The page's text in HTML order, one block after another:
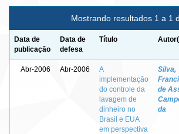
Mostrando resultados 1 a 1
Data de
publicação
Data de
defesa
Título
Abr-2006 Abr-2006
A
implementação
do controle da
lavagem de
dinheiro no
Brasil e EUA
em perspectiva
Silva,
de
da